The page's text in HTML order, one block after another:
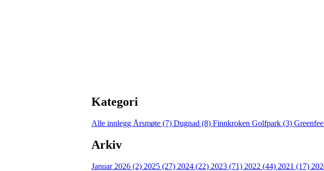
Kategori
Alle innlegg Årsmøte (7) Dugnad (8) Finnkroken Golfpark (3)
Arkiv
Januar 2026 (2) 2025 (27) 2024 (22) 2023 (71) 2022 (44) 2021 (17)